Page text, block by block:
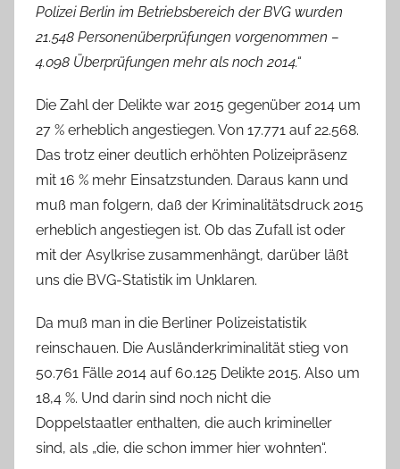
Polizei Berlin im Betriebsbereich der BVG wurden
21.548 Personenüberprüfungen vorgenommen –
4.098 Überprüfungen mehr als noch 2014.“
Die Zahl der Delikte war 2015 gegenüber 2014 um
27 % erheblich angestiegen. Von 17.771 auf 22.568.
Das trotz einer deutlich erhöhten Polizeipräsenz
mit 16 % mehr Einsatzstunden. Daraus kann und
muß man folgern, daß der Kriminalitätsdruck 2015
erheblich angestiegen ist. Ob das Zufall ist oder
mit der Asylkrise zusammenhängt, darüber läßt
uns die BVG-Statistik im Unklaren.
Da muß man in die Berliner Polizeistatistik
reinschauen. Die Ausländerkriminalität stieg von
50.761 Fälle 2014 auf 60.125 Delikte 2015. Also um
18,4 %. Und darin sind noch nicht die
Doppelstaatler enthalten, die auch krimineller
sind, als „die, die schon immer hier wohnten“.